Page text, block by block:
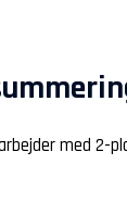
med 2-